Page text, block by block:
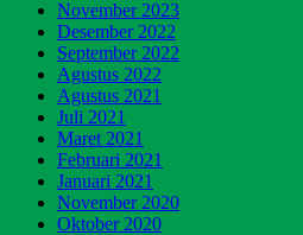
November 2023
Desember 2022
September 2022
Agustus 2022
Agustus 2021
Juli 2021
Maret 2021
Februari 2021
Januari 2021
November 2020
Oktober 2020